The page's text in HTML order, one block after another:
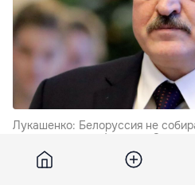
Лукашенко: Белоруссия не
развязывать конфликт на Западе.